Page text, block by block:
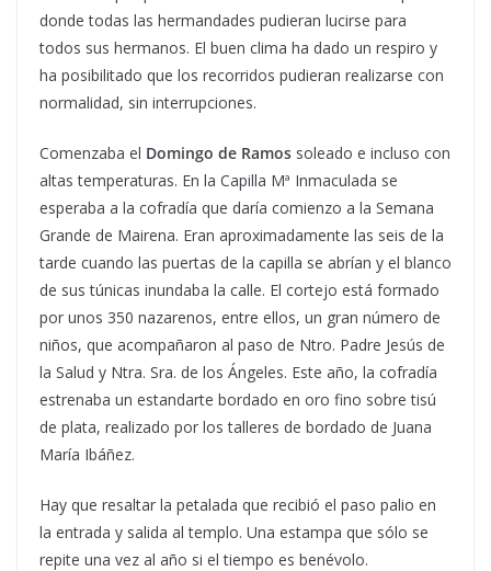
donde todas las hermandades pudieran lucirse para
todos sus hermanos. El buen clima ha dado un respiro y
ha posibilitado que los recorridos pudieran realizarse con
normalidad, sin interrupciones.
Comenzaba el Domingo de Ramos soleado e incluso con
altas temperaturas. En la Capilla Mª Inmaculada se
esperaba a la cofradía que daría comienzo a la Semana
Grande de Mairena. Eran aproximadamente las seis de la
tarde cuando las puertas de la capilla se abrían y el blanco
de sus túnicas inundaba la calle. El cortejo está formado
por unos 350 nazarenos, entre ellos, un gran número de
niños, que acompañaron al paso de Ntro. Padre Jesús de
la Salud y Ntra. Sra. de los Ángeles. Este año, la cofradía
estrenaba un estandarte bordado en oro fino sobre tisú
de plata, realizado por los talleres de bordado de Juana
María Ibáñez.
Hay que resaltar la petalada que recibió el paso palio en
la entrada y salida al templo. Una estampa que sólo se
repite una vez al año si el tiempo es benévolo.